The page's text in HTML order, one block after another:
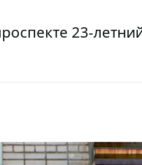
23-